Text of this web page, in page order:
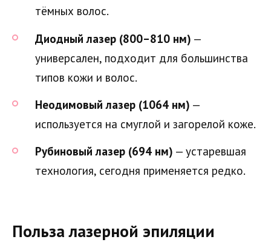
тёмных волос.
Диодный лазер (800–810 нм) —
универсален, подходит для большинства
типов кожи и волос.
Неодимовый лазер (1064 нм) —
используется на смуглой и загорелой коже.
Рубиновый лазер (694 нм) — устаревшая
технология, сегодня применяется редко.
Польза лазерной эпиляции